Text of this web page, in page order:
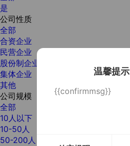
温馨提示
{{confirmmsg}}
是
公司性质
全部
合资企业
民营企业
股份制企业
集体企业
其他
公司规模
全部
10人以下
10-50人
50-200人